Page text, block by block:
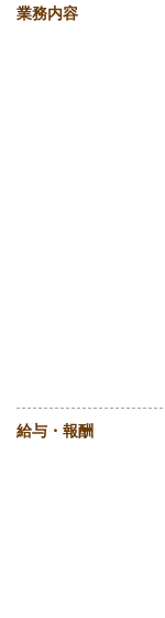
業務内容
給与・報酬